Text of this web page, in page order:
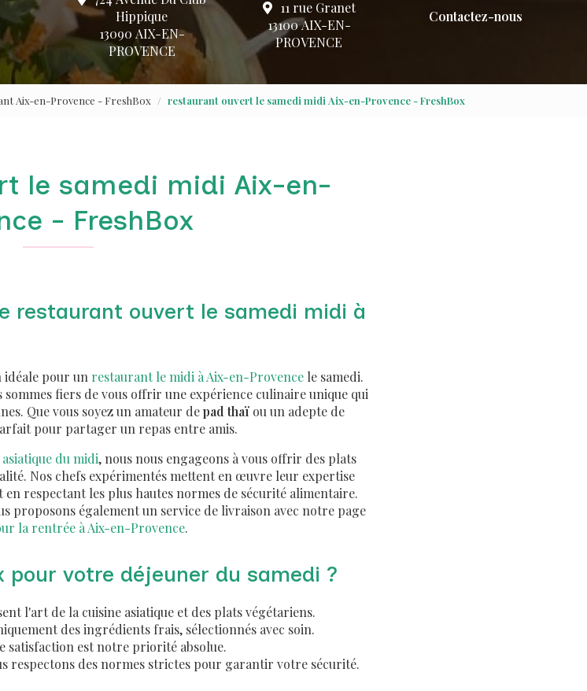
Hippique
13090 AIX-EN-
PROVENCE
11 rue Granet
13100 AIX-EN-
PROVENCE
Contactez-nous
Aix-en-Provence - FreshBox restaurant ouvert le samedi midi Aix-en-Provence - FreshBox
le samedi midi Aix-en-
- FreshBox
restaurant ouvert le samedi midi à
pour un restaurant le midi à Aix-en-Provence le samedi.
fiers de vous offrir une expérience culinaire unique qui
Que vous soyez un amateur depad thaï ou un adepte de
pour partager un repas entre amis.
du midi, nous nous engageons à vous offrir des plats
Nos chefs expérimentés mettent en œuvre leur expertise
respectant les plus hautes normes de sécurité alimentaire.
proposons également un service de livraison avec notre page
la rentrée à Aix-en-Provence.
pour votre déjeuner du samedi ?
l'art de la cuisine asiatique et des plats végétariens.
des ingrédients frais, sélectionnés avec soin.
satisfaction est notre priorité absolue.
respectons des normes strictes pour garantir votre sécurité.